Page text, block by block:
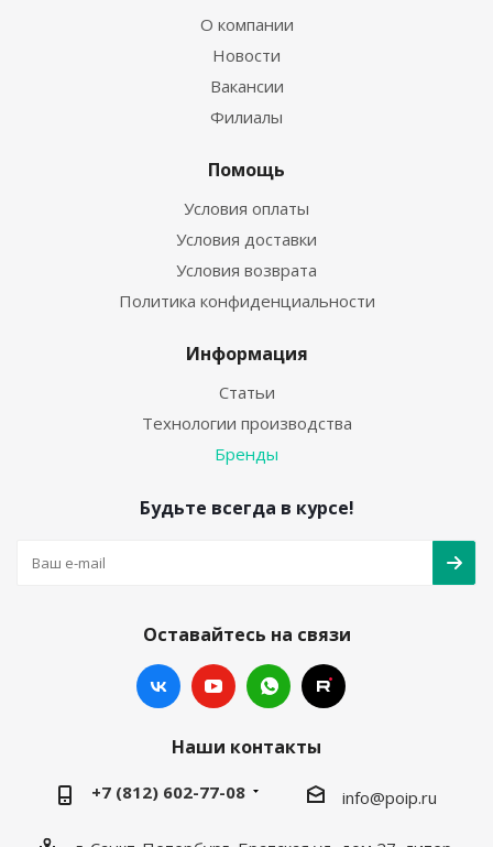
О компании
Новости
Вакансии
Филиалы
Помощь
Условия оплаты
Условия доставки
Условия возврата
Политика конфиденциальности
Информация
Статьи
Технологии производства
Бренды
Будьте всегда в курсе!
Оставайтесь на связи
Наши контакты
+7 (812) 602-77-08 info@poip.ru